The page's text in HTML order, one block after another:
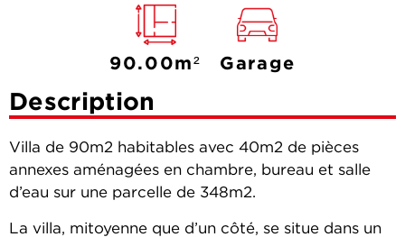
90.00m² Garage
Description
Villa de 90m2 habitables avec 40m2 de pièces
annexes aménagées en chambre, bureau et salle
d’eau sur une parcelle de 348m2.
La villa, mitoyenne que d’un côté, se situe dans un